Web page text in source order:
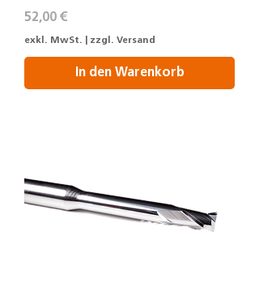
Preis
52,00 €
exkl. MwSt. zzgl. Versand
In den Warenkorb